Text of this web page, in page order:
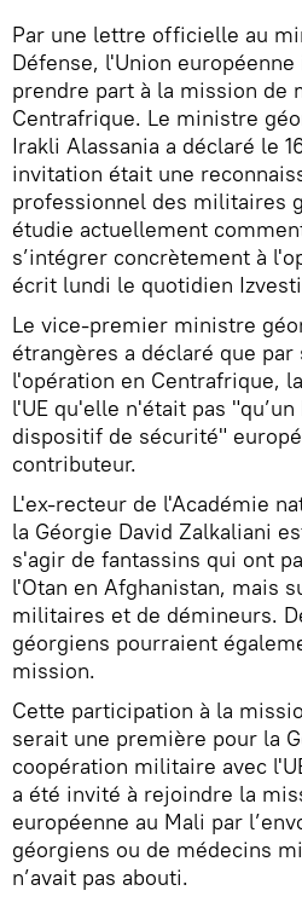
Par une lettre officielle au
Défense, l'Union
prendre part à la mission de
Centrafrique. Le ministre
Irakli Alassania a déclaré le
invitation était une
professionnel des militaires
étudie actuellement
s’intégrer concrètement à
écrit lundi le quotidien
Le vice-premier ministre
étrangères a déclaré que
l'opération en Centrafrique,
l'UE qu'elle n'était pas
dispositif de sécurité"
contributeur.
L'ex-recteur de l'Académie
la Géorgie David Zalkaliani
s'agir de fantassins qui ont
l'Otan en Afghanistan, mais
militaires et de démineurs.
géorgiens pourraient
mission.
Cette participation à la
serait une première pour la
coopération militaire avec
a été invité à rejoindre la
européenne au Mali par
géorgiens ou de médecins
n’avait pas abouti.